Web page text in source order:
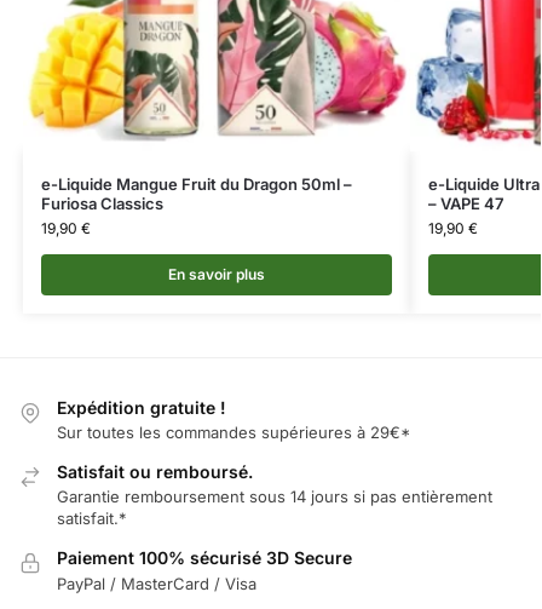
e-Liquide Mangue Fruit du Dragon 50ml –
Furiosa Classics
19,90 €
En savoir plus
e-Liquide Ultra
– VAPE 47
19,90 €
Expédition gratuite !
Sur toutes les commandes supérieures à 29€*
Satisfait ou remboursé.
Garantie remboursement sous 14 jours si pas entièrement
satisfait.*
Paiement 100% sécurisé 3D Secure
PayPal / MasterCard / Visa